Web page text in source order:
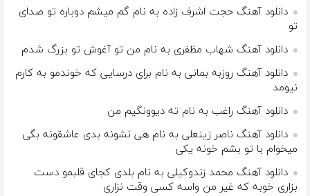
دانلود آهنگ حجت اشرف زاده به نام گم میشم دوباره تو صدای
تو
دانلود آهنگ شهاب مظفری به نام من تو آغوش تو بزرگ شدم
دانلود آهنگ روزبه بمانی به نام برای درسایی که خوندمو به کارم
نیومد
دانلود آهنگ راغب به نام ته دیوونگیم من
دانلود آهنگ ناصر زینعلی به نام هی نشونه بدی عاشقونه بگی
میخوام با تو بشم خونه یکی
دانلود آهنگ محمد زندوکیلی به نام بلدی کجای قلبمو دست
بزاری خوبه که غیر من واسه کسی وقت نزاری